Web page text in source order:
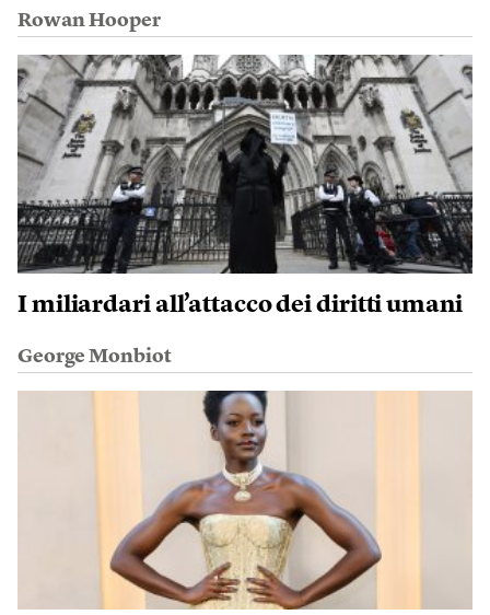
Rowan Hooper
I miliardari all’attacco dei diritti umani
George Monbiot